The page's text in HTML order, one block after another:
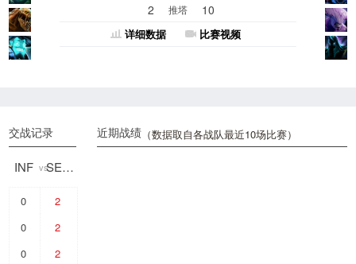
2
推塔 10
详细数据 比赛视频
近期战绩（数据取自各战队最近10场比赛）
交战记录
INF vs SECRET
0
2
0
2
0
2